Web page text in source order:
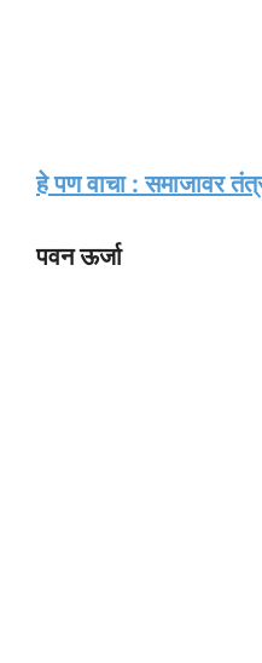
हे पण वाचा : समाजावर
पवन ऊर्जा